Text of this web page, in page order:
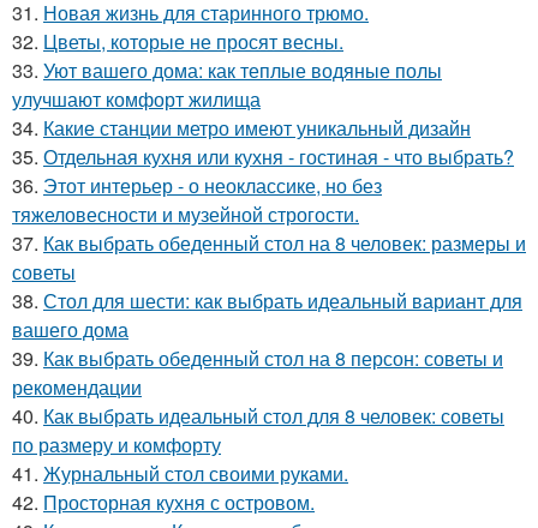
31. Новая жизнь для старинного трюмо.
32. Цветы, которые не просят весны.
33. Уют вашего дома: как теплые водяные полы
улучшают комфорт жилища
34. Какие станции метро имеют уникальный дизайн
35. Отдельная кухня или кухня - гостиная - что выбрать?
36. Этот интерьер - о неоклассике, но без
тяжеловесности и музейной строгости.
37. Как выбрать обеденный стол на 8 человек: размеры и
советы
38. Стол для шести: как выбрать идеальный вариант для
вашего дома
39. Как выбрать обеденный стол на 8 персон: советы и
рекомендации
40. Как выбрать идеальный стол для 8 человек: советы
по размеру и комфорту
41. Журнальный стол своими руками.
42. Просторная кухня с островом.